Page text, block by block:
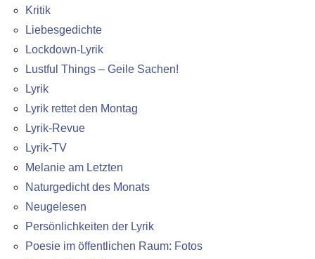
Kritik
Liebesgedichte
Lockdown-Lyrik
Lustful Things – Geile Sachen!
Lyrik
Lyrik rettet den Montag
Lyrik-Revue
Lyrik-TV
Melanie am Letzten
Naturgedicht des Monats
Neugelesen
Persönlichkeiten der Lyrik
Poesie im öffentlichen Raum: Fotos